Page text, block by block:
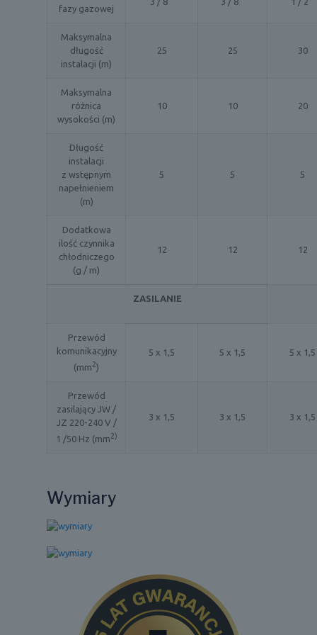
fazy gazowej
Maksymalna
długość
instalacji (m)
25 25 30
Maksymalna
różnica
wysokości (m)
10 10 20
Długość
instalacji
z wstępnym
napełnieniem
(m)
5 5 5
Dodatkowa
ilość czynnika
chłodniczego
(g / m)
12 12 12
ZASILANIE
Przewód
komunikacyjny
(mm2)
5 x 1,5 5 x 1,5 5 x 1,5
Przewód
zasilający JW /
JZ 220-240 V /
1 /50 Hz (mm2)
3 x 1,5 3 x 1,5 3 x 1,5
Wymiary